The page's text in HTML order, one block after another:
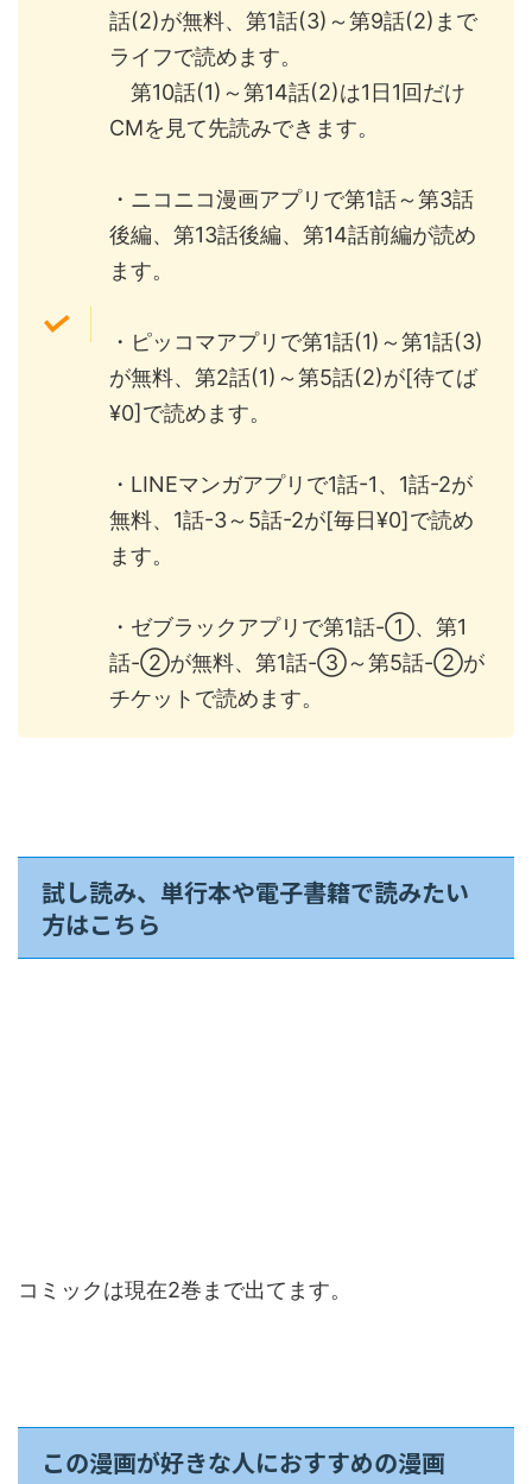
話(2)が無料、第1話(3)～第9話(2)まで
ライフで読めます。
第10話(1)～第14話(2)は1日1回だけ
CMを見て先読みできます。
・ニコニコ漫画アプリで第1話～第3話
後編、第13話後編、第14話前編が読め
ます。
・ピッコマアプリで第1話(1)～第1話(3)
が無料、第2話(1)～第5話(2)が[待てば
¥0]で読めます。
・LINEマンガアプリで1話-1、1話-2が
無料、1話-3～5話-2が[毎日¥0]で読め
ます。
・ゼブラックアプリで第1話-①、第1
話-②が無料、第1話-③～第5話-②が
チケットで読めます。
試し読み、単行本や電子書籍で読みたい
方はこちら
コミックは現在2巻まで出てます。
この漫画が好きな人におすすめの漫画